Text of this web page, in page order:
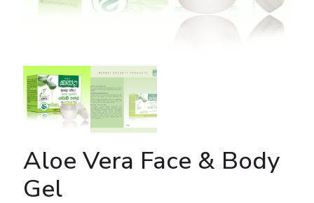
Aloe Vera Face & Body
Gel